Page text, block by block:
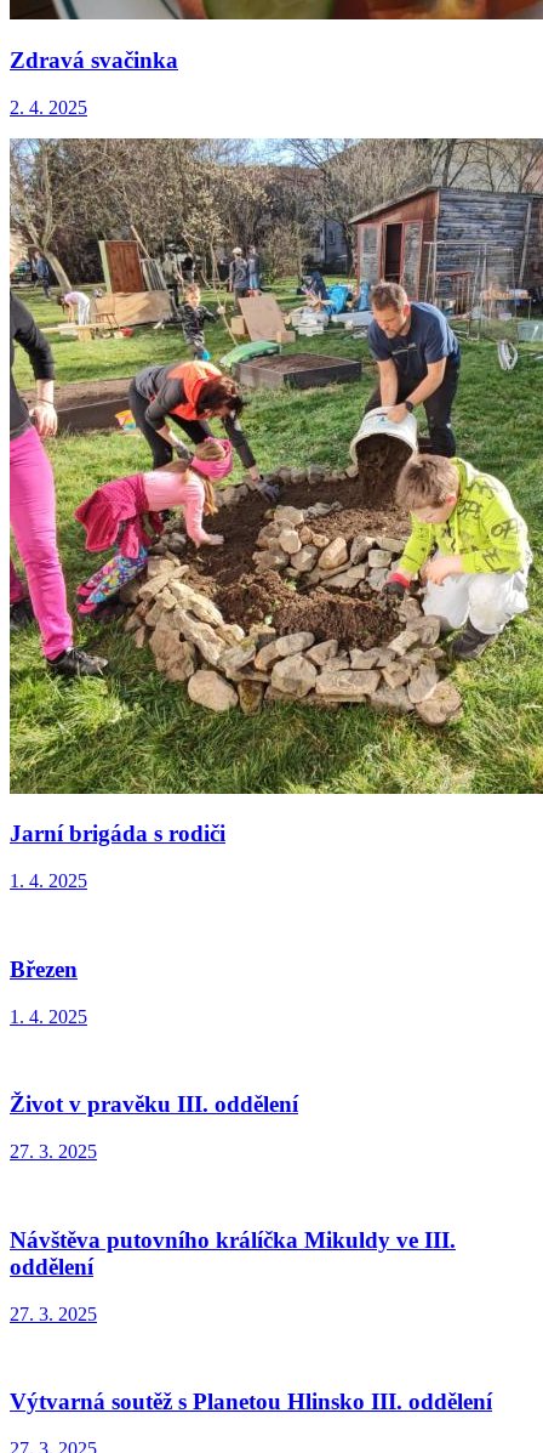
Zdravá svačinka
2. 4. 2025
Jarní brigáda s rodiči
1. 4. 2025
Březen
1. 4. 2025
Život v pravěku III. oddělení
27. 3. 2025
Návštěva putovního králíčka Mikuldy ve III.
oddělení
27. 3. 2025
Výtvarná soutěž s Planetou Hlinsko III. oddělení
27. 3. 2025